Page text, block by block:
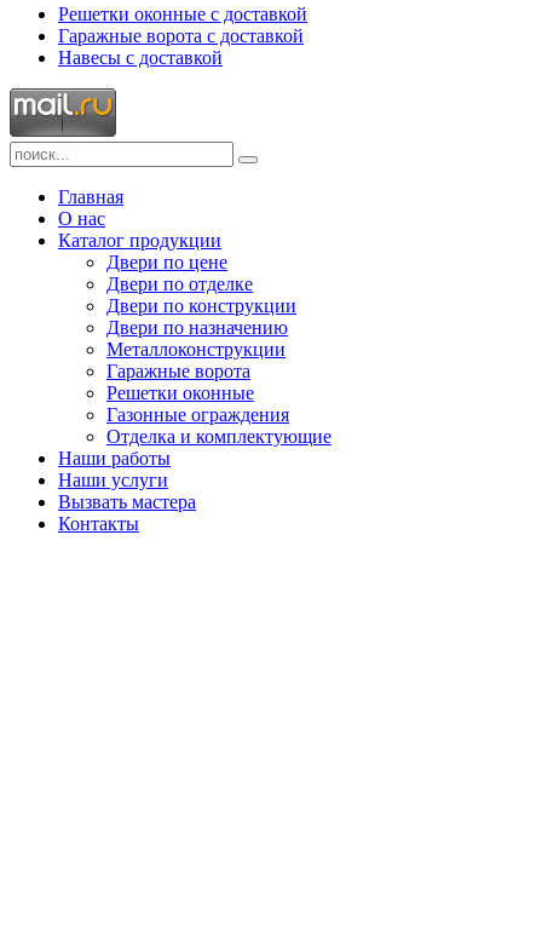
Решетки оконные с доставкой
Гаражные ворота с доставкой
Навесы с доставкой
Главная
О нас
Каталог продукции
Двери по цене
Двери по отделке
Двери по конструкции
Двери по назначению
Металлоконструкции
Гаражные ворота
Решетки оконные
Газонные ограждения
Отделка и комплектующие
Наши работы
Наши услуги
Вызвать мастера
Контакты